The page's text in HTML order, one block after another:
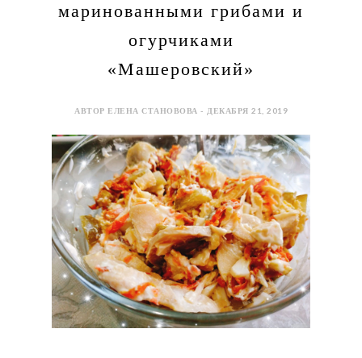
маринованными грибами и
огурчиками
«Машеровский»
АВТОР ЕЛЕНА СТАНОВОВА - ДЕКАБРЯ 21, 2019